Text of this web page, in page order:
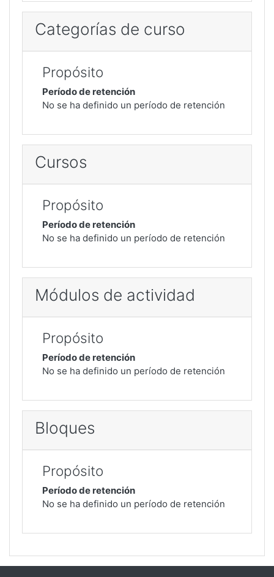
Categorías de curso
Propósito
Período de retención
No se ha definido un período de retención
Cursos
Propósito
Período de retención
No se ha definido un período de retención
Módulos de actividad
Propósito
Período de retención
No se ha definido un período de retención
Bloques
Propósito
Período de retención
No se ha definido un período de retención